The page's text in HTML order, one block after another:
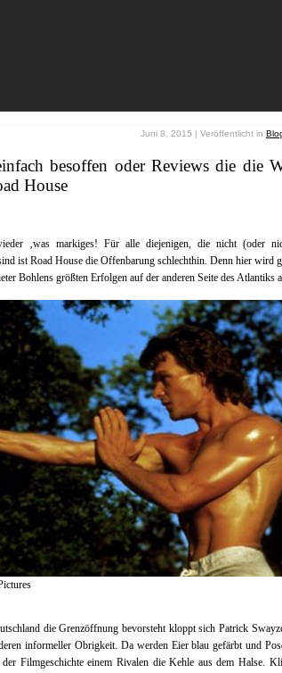
Juni 8, 2015 | Veröffentlicht in
besoffen oder Reviews die die
House
‚was markiges! Für alle diejenigen, die nicht (oder
ist Road House die Offenbarung schlechthin. Denn hier wird
Bohlens größten Erfolgen auf der anderen Seite des Atlantiks
die Grenzöffnung bevorsteht kloppt sich Patrick
informeller Obrigkeit. Da werden Eier blau gefärbt und
Filmgeschichte einem Rivalen die Kehle aus dem Halse.